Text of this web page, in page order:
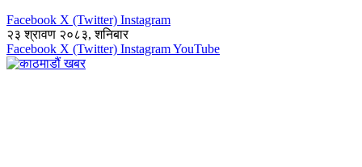
Facebook X (Twitter) Instagram
२३ श्रावण २०८३, शनिबार
Facebook X (Twitter) InstagramYouTube